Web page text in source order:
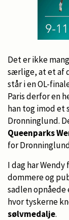
Det er ikke
særlige, at et af
står i en OL-
Paris derfor en
han tog imod
Dronninglund.
Queenparks
for
I dag har
dommere og
sadlen opnåede
hvor tyskerne
sølvmedalje.